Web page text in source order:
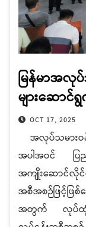
မြန်မာအလု
များဆောင်
OCT 17, 2025
အလုပ်သမား
အပါအဝင် ပ
အကျိုးဆောင်လိုင်
အစီအစဉ်ဖြင့်ဖ
အတွက် လုပ်ထုံးလုပ်